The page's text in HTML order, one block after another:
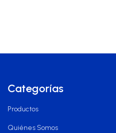
Categorías
Productos
Quiénes Somos